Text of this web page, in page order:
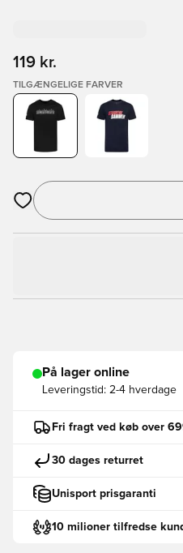
119 kr.
TILGÆNGELIGE FARVER
Åbner en Modal til at logge
På lager online
Leveringstid: 2-4 hverdage
Fri fragt ved køb over
30 dages returret
Unisport prisgaranti
10 milioner tilfredse